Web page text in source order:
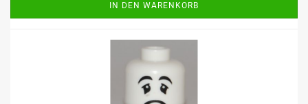
IN DEN WARENKORB